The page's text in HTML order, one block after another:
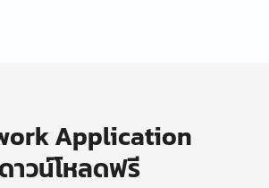
Application
าวน์โหลดฟรี